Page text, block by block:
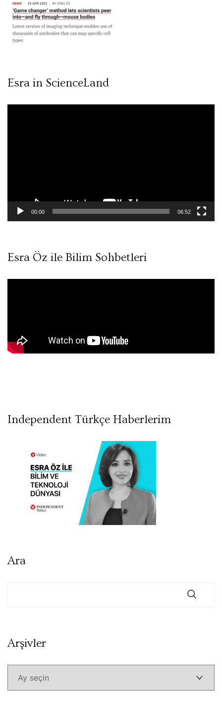
Esra in ScienceLand
00:00 06:52
Esra Öz ile Bilim Sohbetleri
Independent Türkçe Haberlerim
Ara
ArşivlerArşivler